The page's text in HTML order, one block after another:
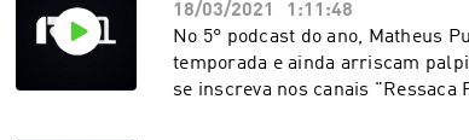
18/03/2021
1:11:48
No 5° podcast do ano, Matheus
temporada e ainda arriscam
se inscreva nos canais "Ressaca